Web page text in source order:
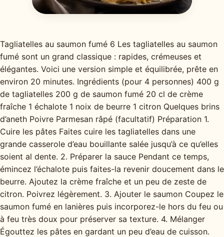
Tagliatelles au saumon fumé 6 Les tagliatelles au saumon
fumé sont un grand classique : rapides, crémeuses et
élégantes. Voici une version simple et équilibrée, prête en
environ 20 minutes. Ingrédients (pour 4 personnes) 400 g
de tagliatelles 200 g de saumon fumé 20 cl de crème
fraîche 1 échalote 1 noix de beurre 1 citron Quelques brins
d’aneth Poivre Parmesan râpé (facultatif) Préparation 1.
Cuire les pâtes Faites cuire les tagliatelles dans une
grande casserole d’eau bouillante salée jusqu’à ce qu’elles
soient al dente. 2. Préparer la sauce Pendant ce temps,
émincez l’échalote puis faites-la revenir doucement dans le
beurre. Ajoutez la crème fraîche et un peu de zeste de
citron. Poivrez légèrement. 3. Ajouter le saumon Coupez le
saumon fumé en lanières puis incorporez-le hors du feu ou
à feu très doux pour préserver sa texture. 4. Mélanger
Égouttez les pâtes en gardant un peu d’eau de cuisson.